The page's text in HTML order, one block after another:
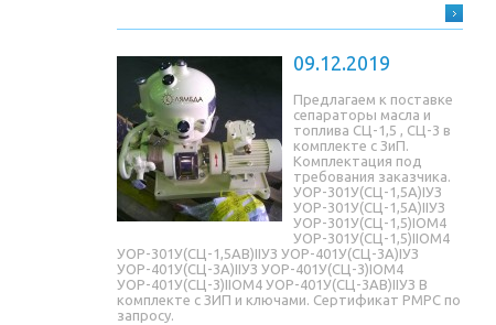
09.12.2019
Предлагаем к поставке
сепараторы масла и
топлива СЦ-1,5 , СЦ-3 в
комплекте с ЗиП.
Комплектация под
требования заказчика.
УОР-301У(СЦ-1,5A)IУЗ
УОР-301У(СЦ-1,5A)IIУЗ
УОР-301У(СЦ-1,5)IОМ4
УОР-301У(СЦ-1,5)IIОМ4
УОР-301У(СЦ-1,5AB)IIУЗ УОР-401У(СЦ-3A)IУЗ
УОР-401У(СЦ-3A)IIУЗ УОР-401У(СЦ-3)IОМ4
УОР-401У(СЦ-3)IIОМ4 УОР-401У(СЦ-3AB)IIУЗ В
комплекте с ЗИП и ключами. Сертификат РМРС по
запросу.